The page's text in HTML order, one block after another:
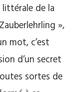
littérale de la
»,
mot, c’est
d’un secret
sortes de